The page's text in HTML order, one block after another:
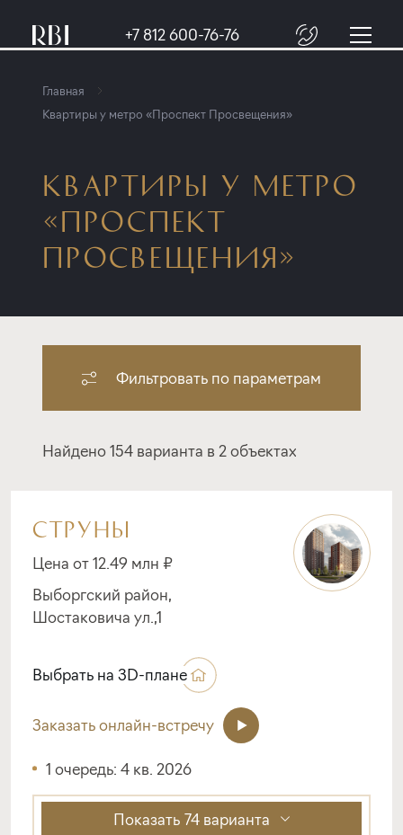
+7 812 600-76-76
Главная
Квартиры у метро «Проспект Просвещения»
КВАРТИРЫ У МЕТРО
«ПРОСПЕКТ
ПРОСВЕЩЕНИЯ»
Фильтровать по параметрам
Найдено 154 варианта в 2 объектах
СТРУНЫ
Цена от 12.49 млн ₽
Выборгский район,
Шостаковича ул.,1
Выбрать на 3D-плане
Заказать онлайн-встречу
1 очередь: 4 кв. 2026
Показать 74 варианта